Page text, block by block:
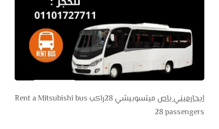
ايجارميني باص
ميتسوبيشي 28راكب Rent a Mitsubishi bus
28 passengers